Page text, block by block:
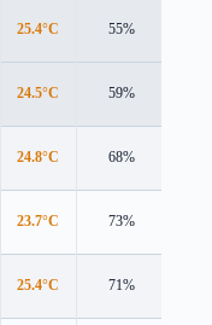
25.4°C 55%
24.5°C 59%
24.8°C 68%
23.7°C 73%
25.4°C 71%